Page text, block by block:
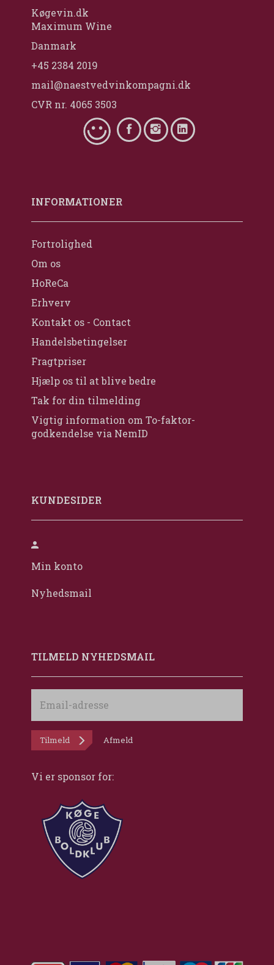
Køgevin.dk
Maximum Wine
Danmark
+45 2384 2019
mail@naestvedvinkompagni.dk
CVR nr. 4065 3503
INFORMATIONER
Fortrolighed
Om os
HoReCa
Erhverv
Kontakt os - Contact
Handelsbetingelser
Fragtpriser
Hjælp os til at blive bedre
Tak for din tilmelding
Vigtig information om To-faktor-
godkendelse via NemID
KUNDESIDER
Min konto
Nyhedsmail
TILMELD NYHEDSMAIL
adresse
Tilmeld Afmeld
Vi er sponsor for: